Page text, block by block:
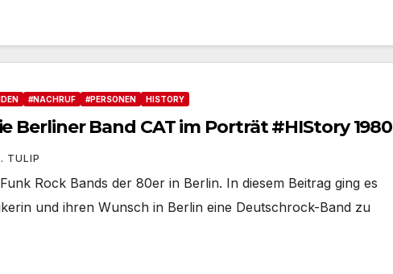
#NACHRUF #PERSONEN HISTORY
Berliner Band CAT im Porträt #HIStory 1980
TULIP
Rock Bands der 80er in Berlin. In diesem Beitrag ging es
und ihren Wunsch in Berlin eine Deutschrock-Band zu